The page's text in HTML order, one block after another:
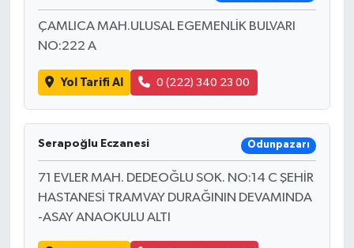
ÇAMLICA MAH.ULUSAL EGEMENLİK BULVARI
NO:222 A
Yol Tarifi Al 0 (222) 340 23 00
Serapoğlu Eczanesi Odunpazarı
71 EVLER MAH. DEDEOĞLU SOK. NO:14 C ŞEHİR
HASTANESİ TRAMVAY DURAĞININ DEVAMINDA
-ASAY ANAOKULU ALTI